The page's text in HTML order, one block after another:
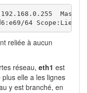
64 Scope:Lien
reliée à aucun
réseau, eth1 est
elle a les lignes
y est branché, en